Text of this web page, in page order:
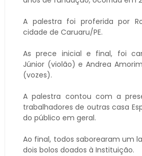
A palestra foi proferida por
cidade de Caruaru/PE.
As prece inicial e final, foi
Júnior (violão) e Andrea
(vozes).
A palestra contou com a
trabalhadores de outras casa
do público em geral.
Ao final, todos saborearam um
dois bolos doados à Instituição.